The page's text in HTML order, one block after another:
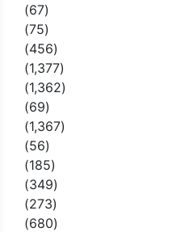
(67)
(75)
(456)
(1,377)
(1,362)
(69)
(1,367)
(56)
(185)
(349)
(273)
(680)